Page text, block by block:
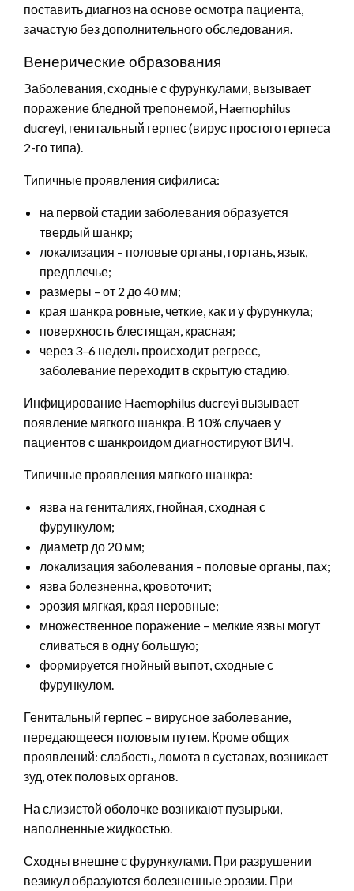
поставить диагноз на основе осмотра пациента,
зачастую без дополнительного обследования.
Венерические образования
Заболевания, сходные с фурункулами, вызывает
поражение бледной трепонемой, Haemophilus
ducreyi, генитальный герпес (вирус простого герпеса
2-го типа).
Типичные проявления сифилиса:
на первой стадии заболевания образуется
твердый шанкр;
локализация – половые органы, гортань, язык,
предплечье;
размеры – от 2 до 40 мм;
края шанкра ровные, четкие, как и у фурункула;
поверхность блестящая, красная;
через 3–6 недель происходит регресс,
заболевание переходит в скрытую стадию.
Инфицирование Haemophilus ducreyi вызывает
появление мягкого шанкра. В 10% случаев у
пациентов с шанкроидом диагностируют ВИЧ.
Типичные проявления мягкого шанкра:
язва на гениталиях, гнойная, сходная с
фурункулом;
диаметр до 20 мм;
локализация заболевания – половые органы, пах;
язва болезненна, кровоточит;
эрозия мягкая, края неровные;
множественное поражение – мелкие язвы могут
сливаться в одну большую;
формируется гнойный выпот, сходные с
фурункулом.
Генитальный герпес – вирусное заболевание,
передающееся половым путем. Кроме общих
проявлений: слабость, ломота в суставах, возникает
зуд, отек половых органов.
На слизистой оболочке возникают пузырьки,
наполненные жидкостью.
Сходны внешне с фурункулами. При разрушении
везикул образуются болезненные эрозии. При